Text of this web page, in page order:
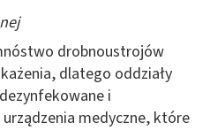
drobnoustrojów
dlatego oddziały
i
medyczne, które